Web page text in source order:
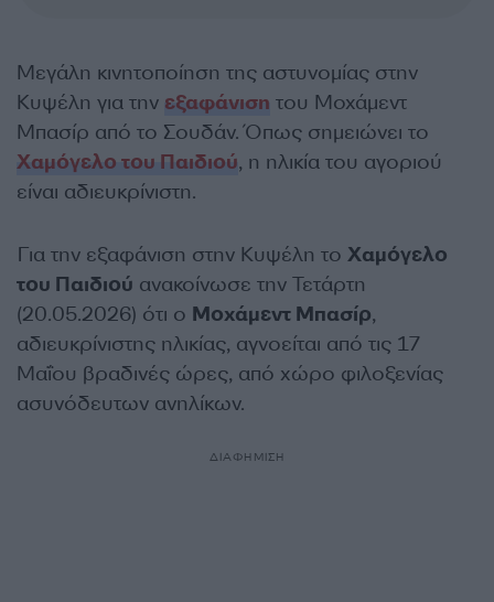
Μεγάλη κινητοποίηση της αστυνομίας στην
Κυψέλη για την εξαφάνιση του Μοχάμεντ
Μπασίρ από το Σουδάν. Όπως σημειώνει το
Χαμόγελο του Παιδιού, η ηλικία του αγοριού
είναι αδιευκρίνιστη.
Για την εξαφάνιση στην Κυψέλη το Χαμόγελο
του Παιδιού ανακοίνωσε την Τετάρτη
(20.05.2026) ότι ο Μοχάμεντ Μπασίρ,
αδιευκρίνιστης ηλικίας, αγνοείται από τις 17
Μαΐου βραδινές ώρες, από χώρο φιλοξενίας
ασυνόδευτων ανηλίκων.
ΔΙΑΦΗΜΙΣΗ